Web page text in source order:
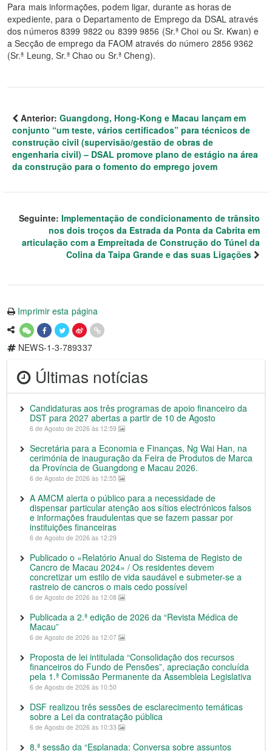
Para mais informações, podem ligar, durante as horas de
expediente, para o Departamento de Emprego da DSAL através
dos números 8399 9822 ou 8399 9856 (Sr.ª Choi ou Sr. Kwan) e
a Secção de emprego da FAOM através do número 2856 9362
(Sr.ª Leung, Sr.ª Chao ou Sr.ª Cheng).
Anterior: Guangdong, Hong-Kong e Macau lançam em
conjunto “um teste, vários certificados” para técnicos de
construção civil (supervisão/gestão de obras de
engenharia civil) – DSAL promove plano de estágio na área
da construção para o fomento do emprego jovem
Seguinte: Implementação de condicionamento de trânsito
nos dois troços da Estrada da Ponta da Cabrita em
articulação com a Empreitada de Construção do Túnel da
Colina da Taipa Grande e das suas Ligações
Imprimir esta página
NEWS-1-3-789337
Últimas notícias
Candidaturas aos três programas de apoio financeiro da
DST para 2027 abertas a partir de 10 de Agosto
6 de Agosto de 2026 às 12:59
Secretária para a Economia e Finanças, Ng Wai Han, na
cerimónia de inauguração da Feira de Produtos de Marca
da Província de Guangdong e Macau 2026.
6 de Agosto de 2026 às 12:55
A AMCM alerta o público para a necessidade de
dispensar particular atenção aos sítios electrónicos falsos
e informações fraudulentas que se fazem passar por
instituições financeiras
6 de Agosto de 2026 às 12:29
Publicado o «Relatório Anual do Sistema de Registo de
Cancro de Macau 2024» / Os residentes devem
concretizar um estilo de vida saudável e submeter-se a
rastreio de cancros o mais cedo possível
6 de Agosto de 2026 às 12:08
Publicada a 2.ª edição de 2026 da “Revista Médica de
Macau”
6 de Agosto de 2026 às 12:07
Proposta de lei intitulada “Consolidação dos recursos
financeiros do Fundo de Pensões”, apreciação concluída
pela 1.ª Comissão Permanente da Assembleia Legislativa
6 de Agosto de 2026 às 10:50
DSF realizou três sessões de esclarecimento temáticas
sobre a Lei da contratação pública
6 de Agosto de 2026 às 10:33
8.ª sessão da “Esplanada: Conversa sobre assuntos